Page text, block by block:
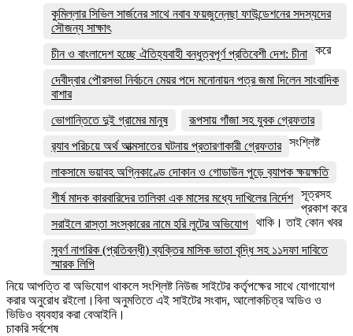
কুমিল্লার সিভিল সার্জনের সাথে নবাব ফয়জুন্নেছা ফাউন্ডেশনের সদস্যদের
সৌজন্য সাক্ষাৎ
চীন ও বাংলাদেশ হচ্ছে ঐতিহ্যবাহী বন্ধুত্বপূর্ণ প্রতিবেশী দেশ: চীনা
দেবীদ্বার পৌরসভা নির্বচনে মেয়র পদে মনোনায়ন পত্র জমা দিলেন সাংবাদিক
বাশার
ভোগান্তিতে দুই গ্রামের মানুষ
রূপসায় গাঁজা সহ যুবক গ্রেফতার
র‌্যাব পরিচয়ে অর্থ আত্মসাতের ঘটনায় প্রতারণাকারী গ্রেফতার
লাকসামে ভয়াবহ অগ্নিকাণ্ডে দোকান ও গোডাউন পুড়ে ব‍্যাপক ক্ষয়ক্ষতি
শীর্ষ মাদক কারবারিদের তালিকা এক মাসের মধ্যে দাখিলের নির্দেশ
সরাইলে রাস্তা সংস্কারের নামে হরি লুটের অভিযোগ
সুবর্ণ নাগরিক (প্রতিবন্ধী) ব্যক্তির মাসিক ভাতা বৃদ্ধি সহ ১১দফা দাবিতে
স্মারক লিপি
করে
সংশ্লিষ্ট
সূত্রসহ
প্রকাশ করে
থাকি। তাই কোন খবর
নিয়ে আপত্তি বা অভিযোগ থাকলে সংশ্লিষ্ট নিউজ সাইটের কর্তৃপক্ষের সাথে যোগাযোগ
করার অনুরোধ রইলো।বিনা অনুমতিতে এই সাইটের সংবাদ, আলোকচিত্র অডিও ও
ভিডিও ব্যবহার করা বেআইনি।
চাকরি সর্বশেষ